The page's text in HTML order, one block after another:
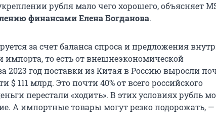
рубля мало чего хорошего, объясняет
финансами Елена Богданова.
за счет баланса спроса и предложения
импорта, то есть от внешнеэкономической
2023 год поставки из Китая в Россию выросли
$ 111 млрд. Это почти 40% от всего российского
перестали «ходить». В этих условиях рубль
А импортные товары могут резко подорожать, —